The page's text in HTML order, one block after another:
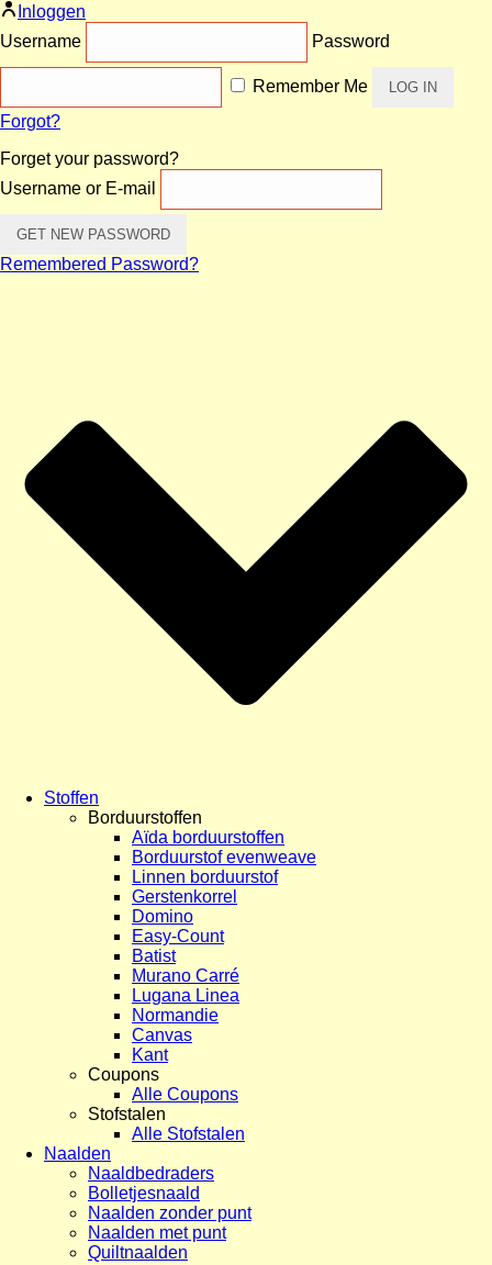
Inloggen
Username
Password
Remember Me
Forgot?
Forget your password?
Username or E-mail
Remembered Password?
Stoffen
Borduurstoffen
Aïda borduurstoffen
Borduurstof evenweave
Linnen borduurstof
Gerstenkorrel
Domino
Easy-Count
Batist
Murano Carré
Lugana Linea
Normandie
Canvas
Kant
Coupons
Alle Coupons
Stofstalen
Alle Stofstalen
Naalden
Naaldbedraders
Bolletjesnaald
Naalden zonder punt
Naalden met punt
Quiltnaalden